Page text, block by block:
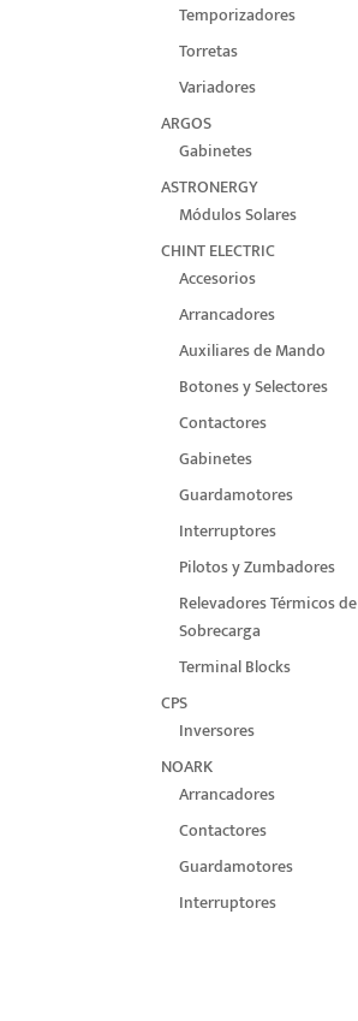
Temporizadores
Torretas
Variadores
ARGOS
Gabinetes
ASTRONERGY
Módulos Solares
CHINT ELECTRIC
Accesorios
Arrancadores
Auxiliares de Mando
Botones y Selectores
Contactores
Gabinetes
Guardamotores
Interruptores
Pilotos y Zumbadores
Relevadores Térmicos de
Sobrecarga
Terminal Blocks
CPS
Inversores
NOARK
Arrancadores
Contactores
Guardamotores
Interruptores